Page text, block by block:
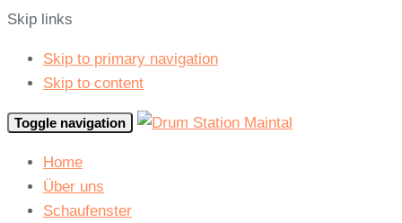
Skip links
Skip to primary navigation
Skip to content
Toggle navigation
Home
Über uns
Schaufenster